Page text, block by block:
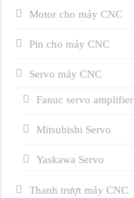
Motor cho máy CNC
Pin cho máy CNC
Servo máy CNC
Fanuc servo amplifier
Mitsubishi Servo
Yaskawa Servo
Thanh trượt máy CNC